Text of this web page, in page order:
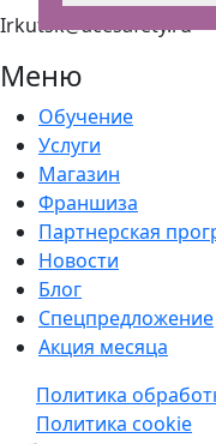
Irkutsk@acesafety.ru
Меню
Обучение
Услуги
Магазин
Франшиза
Партнерская
Новости
Блог
Спецпредложение
Акция месяца
Политика
Политика cookie